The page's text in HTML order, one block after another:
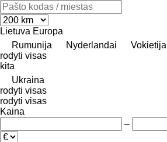
Lietuva Europa
Rumunija
Nyderlandai
Vokietija
rodyti visas
kita
Ukraina
rodyti visas
rodyti visas
Kaina
–